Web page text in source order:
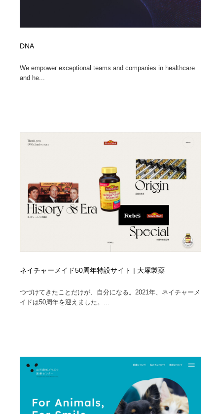
DNA
We empower exceptional teams and companies in healthcare
and he...
ネイチャーメイド50周年特設サイト | 大塚製薬
つづけてきたことだけが、自分になる。2021年、ネイチャーメ
イドは50周年を迎えました。...